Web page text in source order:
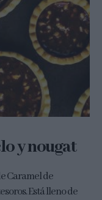
y nougat
Caramel de
Está lleno de